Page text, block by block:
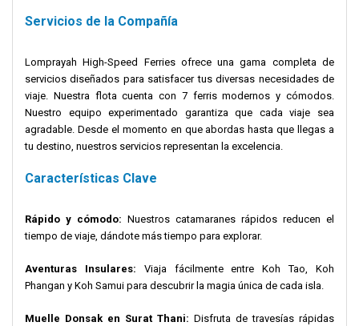
Servicios de la Compañía
Lomprayah High-Speed Ferries ofrece una gama completa de
servicios diseñados para satisfacer tus diversas necesidades de
viaje. Nuestra flota cuenta con 7 ferris modernos y cómodos.
Nuestro equipo experimentado garantiza que cada viaje sea
agradable. Desde el momento en que abordas hasta que llegas a
tu destino, nuestros servicios representan la excelencia.
Características Clave
Rápido y cómodo: Nuestros catamaranes rápidos reducen el
tiempo de viaje, dándote más tiempo para explorar.
Aventuras Insulares: Viaja fácilmente entre Koh Tao, Koh
Phangan y Koh Samui para descubrir la magia única de cada isla.
Muelle Donsak en Surat Thani: Disfruta de travesías rápidas